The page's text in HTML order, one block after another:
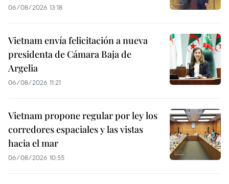
06/08/2026 13:18
Vietnam envía felicitación a nueva
presidenta de Cámara Baja de
Argelia
06/08/2026 11:21
Vietnam propone regular por ley los
corredores espaciales y las vistas
hacia el mar
06/08/2026 10:55